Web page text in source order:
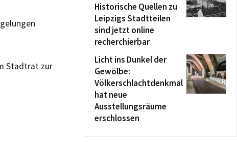
Stadtrat zur
Historische Quellen zu
Leipzigs Stadtteilen
sind jetzt online
recherchierbar
Licht ins Dunkel der
Gewölbe:
Völkerschlachtdenkmal
hat neue
Ausstellungsräume
erschlossen